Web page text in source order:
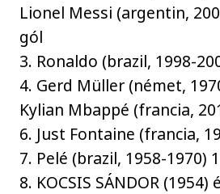
Lionel Messi (argentin,
gól
3. Ronaldo (brazil, 1998-
4. Gerd Müller (német,
Kylian Mbappé (francia,
6. Just Fontaine (francia,
7. Pelé (brazil, 1958-1970)
8. KOCSIS SÁNDOR (1954)